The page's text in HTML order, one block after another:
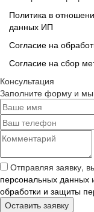
Политика в
данных ИП
Согласие на
Согласие на сбор
Консультация
Заполните форму и
Отправляя заявку,
персональных данных
обработки и защиты
Оставить заявку